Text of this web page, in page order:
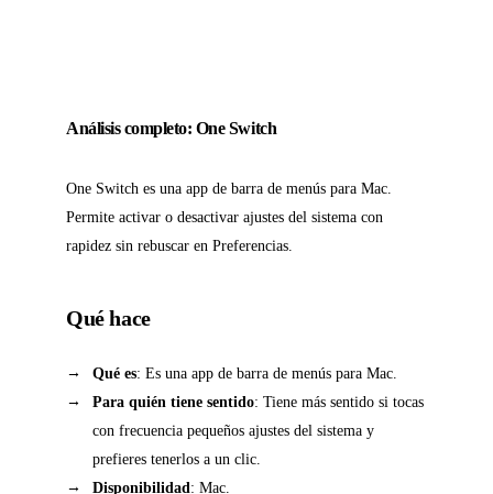
Análisis completo: One Switch
One Switch es una app de barra de menús para Mac.
Permite activar o desactivar ajustes del sistema con
rapidez sin rebuscar en Preferencias.
Qué hace
Qué es: Es una app de barra de menús para Mac.
Para quién tiene sentido: Tiene más sentido si tocas
con frecuencia pequeños ajustes del sistema y
prefieres tenerlos a un clic.
Disponibilidad: Mac.